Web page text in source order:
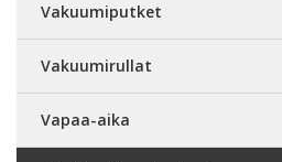
Vakuumiputket
Vakuumirullat
Vapaa-aika